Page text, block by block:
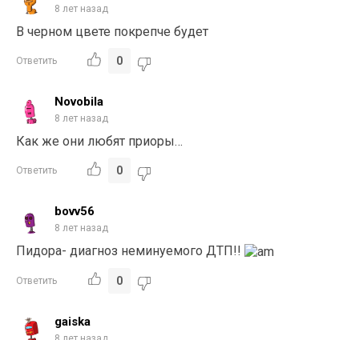
8 лет назад
В черном цвете покрепче будет
Ответить 0
Novobila
8 лет назад
Как же они любят приоры…
Ответить 0
bovv56
8 лет назад
Пидора- диагноз неминуемого ДТП!!
Ответить 0
gaiska